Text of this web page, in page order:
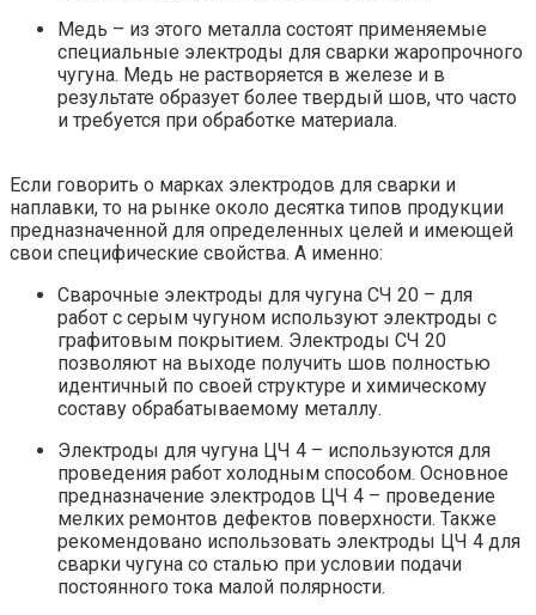
Медь – из этого металла состоят применяемые
специальные электроды для сварки жаропрочного
чугуна. Медь не растворяется в железе и в
результате образует более твердый шов, что часто
и требуется при обработке материала.
Если говорить о марках электродов для сварки и
наплавки, то на рынке около десятка типов продукции
предназначенной для определенных целей и имеющей
свои специфические свойства. А именно:
Сварочные электроды для чугуна СЧ 20 – для
работ с серым чугуном используют электроды с
графитовым покрытием. Электроды СЧ 20
позволяют на выходе получить шов полностью
идентичный по своей структуре и химическому
составу обрабатываемому металлу.
Электроды для чугуна ЦЧ 4 – используются для
проведения работ холодным способом. Основное
предназначение электродов ЦЧ 4 – проведение
мелких ремонтов дефектов поверхности. Также
рекомендовано использовать электроды ЦЧ 4 для
сварки чугуна со сталью при условии подачи
постоянного тока малой полярности.